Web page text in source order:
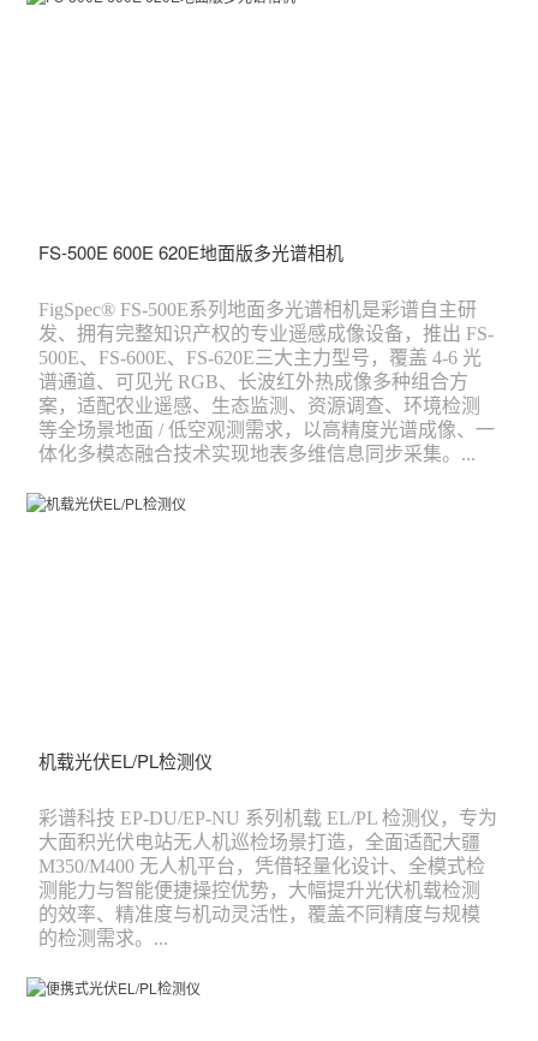
FS-500E 600E 620E地面版多光谱相机
FigSpec® FS-500E系列地面多光谱相机是彩谱自主研
发、拥有完整知识产权的专业遥感成像设备，推出 FS-
500E、FS-600E、FS-620E三大主力型号，覆盖 4-6 光
谱通道、可见光 RGB、长波红外热成像多种组合方
案，适配农业遥感、生态监测、资源调查、环境检测
等全场景地面 / 低空观测需求，以高精度光谱成像、一
体化多模态融合技术实现地表多维信息同步采集。...
机载光伏EL/PL检测仪
彩谱科技 EP-DU/EP-NU 系列机载 EL/PL 检测仪，专为
大面积光伏电站无人机巡检场景打造，全面适配大疆
M350/M400 无人机平台，凭借轻量化设计、全模式检
测能力与智能便捷操控优势，大幅提升光伏机载检测
的效率、精准度与机动灵活性，覆盖不同精度与规模
的检测需求。...